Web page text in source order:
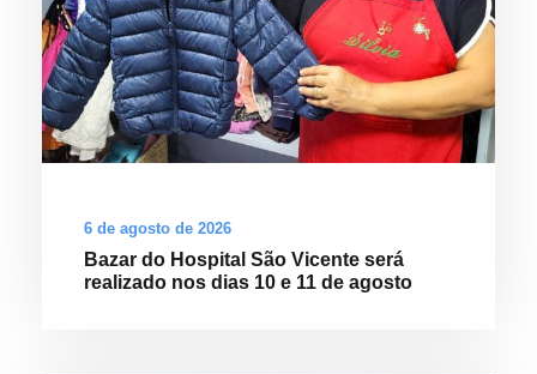
6 de agosto de 2026
Bazar do Hospital São Vicente será
realizado nos dias 10 e 11 de agosto